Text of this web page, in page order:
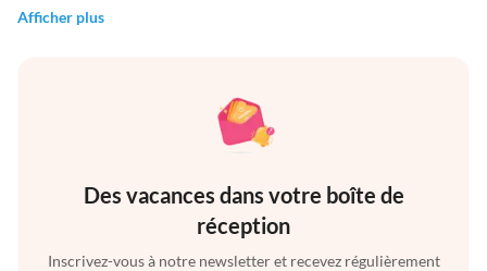
Afficher plus
Des vacances dans votre boîte de
réception
Inscrivez-vous à notre newsletter et recevez régulièrement